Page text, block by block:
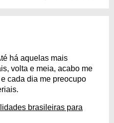
há aquelas mais
volta e meia, acabo me
cada dia me preocupo
brasileiras para